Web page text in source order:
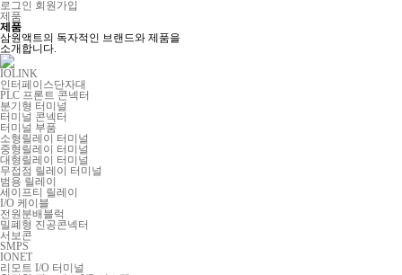
로그인 회원가입
제품
제품
삼원액트의 독자적인 브랜드와 제품을
소개합니다.
IOLINK
인터페이스단자대
PLC 프론트 콘넥터
분기형 터미널
터미널 콘넥터
터미널 부품
소형릴레이 터미널
중형릴레이 터미널
대형릴레이 터미널
무접점 릴레이 터미널
범용 릴레이
세이프티 릴레이
I/O 케이블
전원분배블럭
밀폐형 진공콘넥터
서보콘
SMPS
IONET
리모트 I/O 터미널